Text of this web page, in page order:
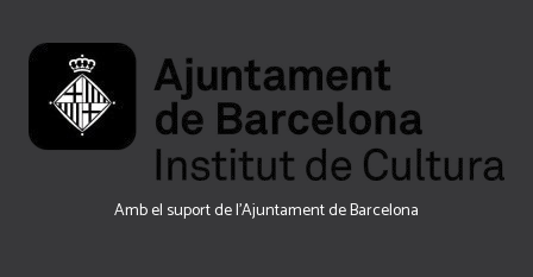
Amb el suport de l’Ajuntament de Barcelona